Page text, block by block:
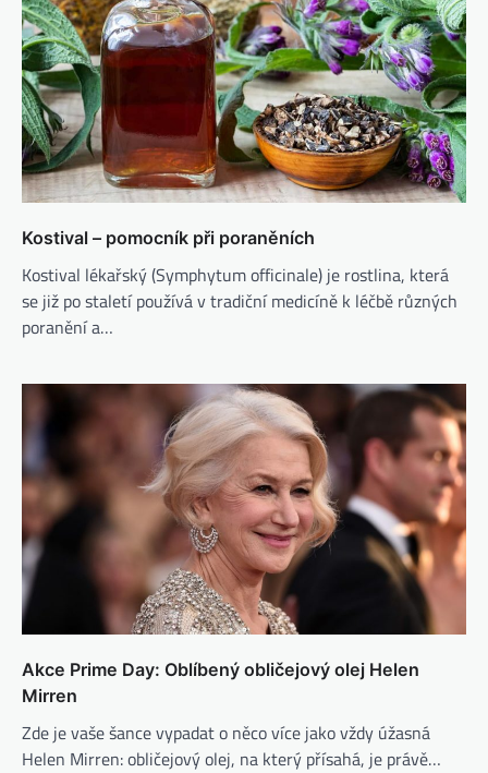
Kostival – pomocník při poraněních
Kostival lékařský (Symphytum officinale) je rostlina, která
se již po staletí používá v tradiční medicíně k léčbě různých
poranění a…
Akce Prime Day: Oblíbený obličejový olej Helen
Mirren
Zde je vaše šance vypadat o něco více jako vždy úžasná
Helen Mirren: obličejový olej, na který přísahá, je právě…